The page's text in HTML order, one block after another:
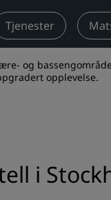
Tjenester
og
opplevelse.
i